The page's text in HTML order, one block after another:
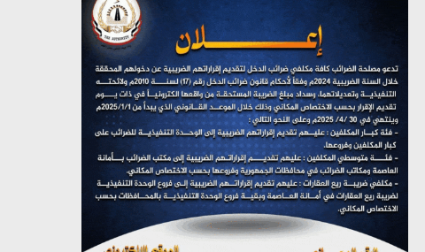
تستمعون لبرنامج (هندسة الوهم)
مؤتمر صحفي لمركز عين الإنسانية حول جرائم تحالف
العدوان على اليمن
يوليو 27, 2026
تستمعون لبرنامج (مع السيد القائد)
يوليو 26, 2026
تستمعون لبرنامج (خبر وعلم)
يوليو 26, 2026